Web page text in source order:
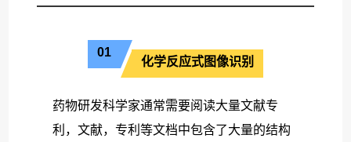
01
化学反应式图像识别
药物研发科学家通常需要阅读大量文献专
利，文献，专利等文档中包含了大量的结构